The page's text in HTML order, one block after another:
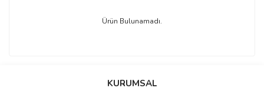
Ürün Bulunamadı.
KURUMSAL